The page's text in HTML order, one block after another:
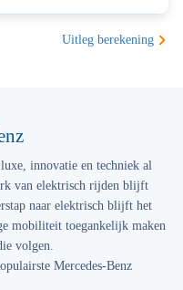
Uitleg berekening
innovatie en techniek al
van elektrisch rijden blijft
naar elektrisch blijft het
mobiliteit toegankelijk maken
volgen.
Mercedes-Benz